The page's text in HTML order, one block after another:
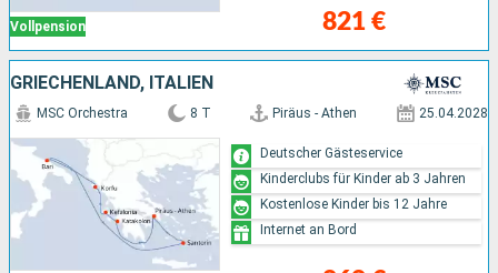
Vollpension 821 €
GRIECHENLAND, ITALIEN
MSC Orchestra 8 T Piräus - Athen 25.04.2028
Deutscher Gästeservice
Kinderclubs für Kinder ab 3 Jahren
Kostenlose Kinder bis 12 Jahre
Internet an Bord